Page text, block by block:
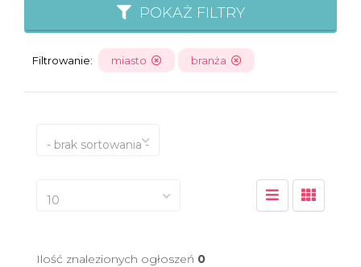
POKAŻ FILTRY
Filtrowanie: miasto branża
- brak sortowania -
10
Ilość znalezionych ogłoszeń 0